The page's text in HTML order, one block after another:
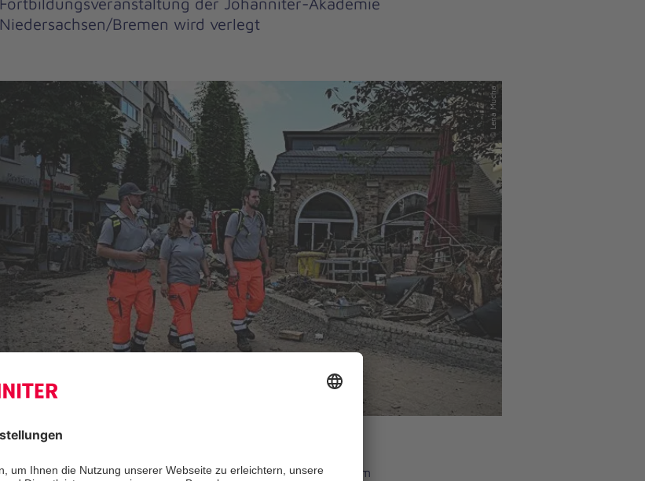
Niedersachsen/Bremen wird verlegt
© Lena Mucha
Das für den 11. Dezember 2021 geplante 5. Forum